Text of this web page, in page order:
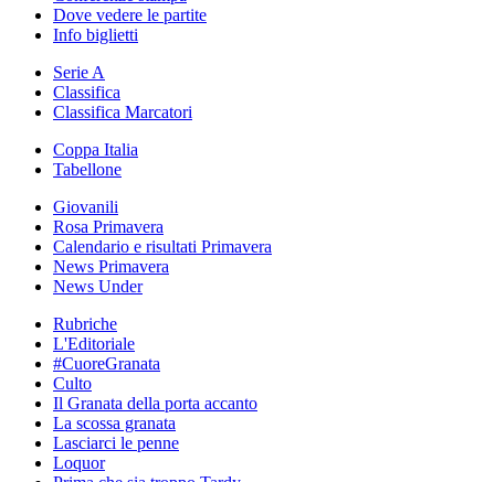
Dove vedere le partite
Info biglietti
Serie A
Classifica
Classifica Marcatori
Coppa Italia
Tabellone
Giovanili
Rosa Primavera
Calendario e risultati Primavera
News Primavera
News Under
Rubriche
L'Editoriale
#CuoreGranata
Culto
Il Granata della porta accanto
La scossa granata
Lasciarci le penne
Loquor